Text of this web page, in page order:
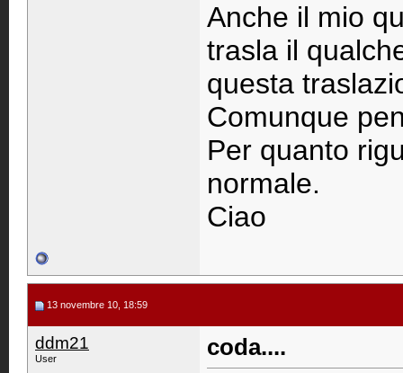
Anche il mio
trasla il
questa
Comunque
Per quanto
normale.
Ciao
13 novembre 10, 18:59
ddm21
User coda....